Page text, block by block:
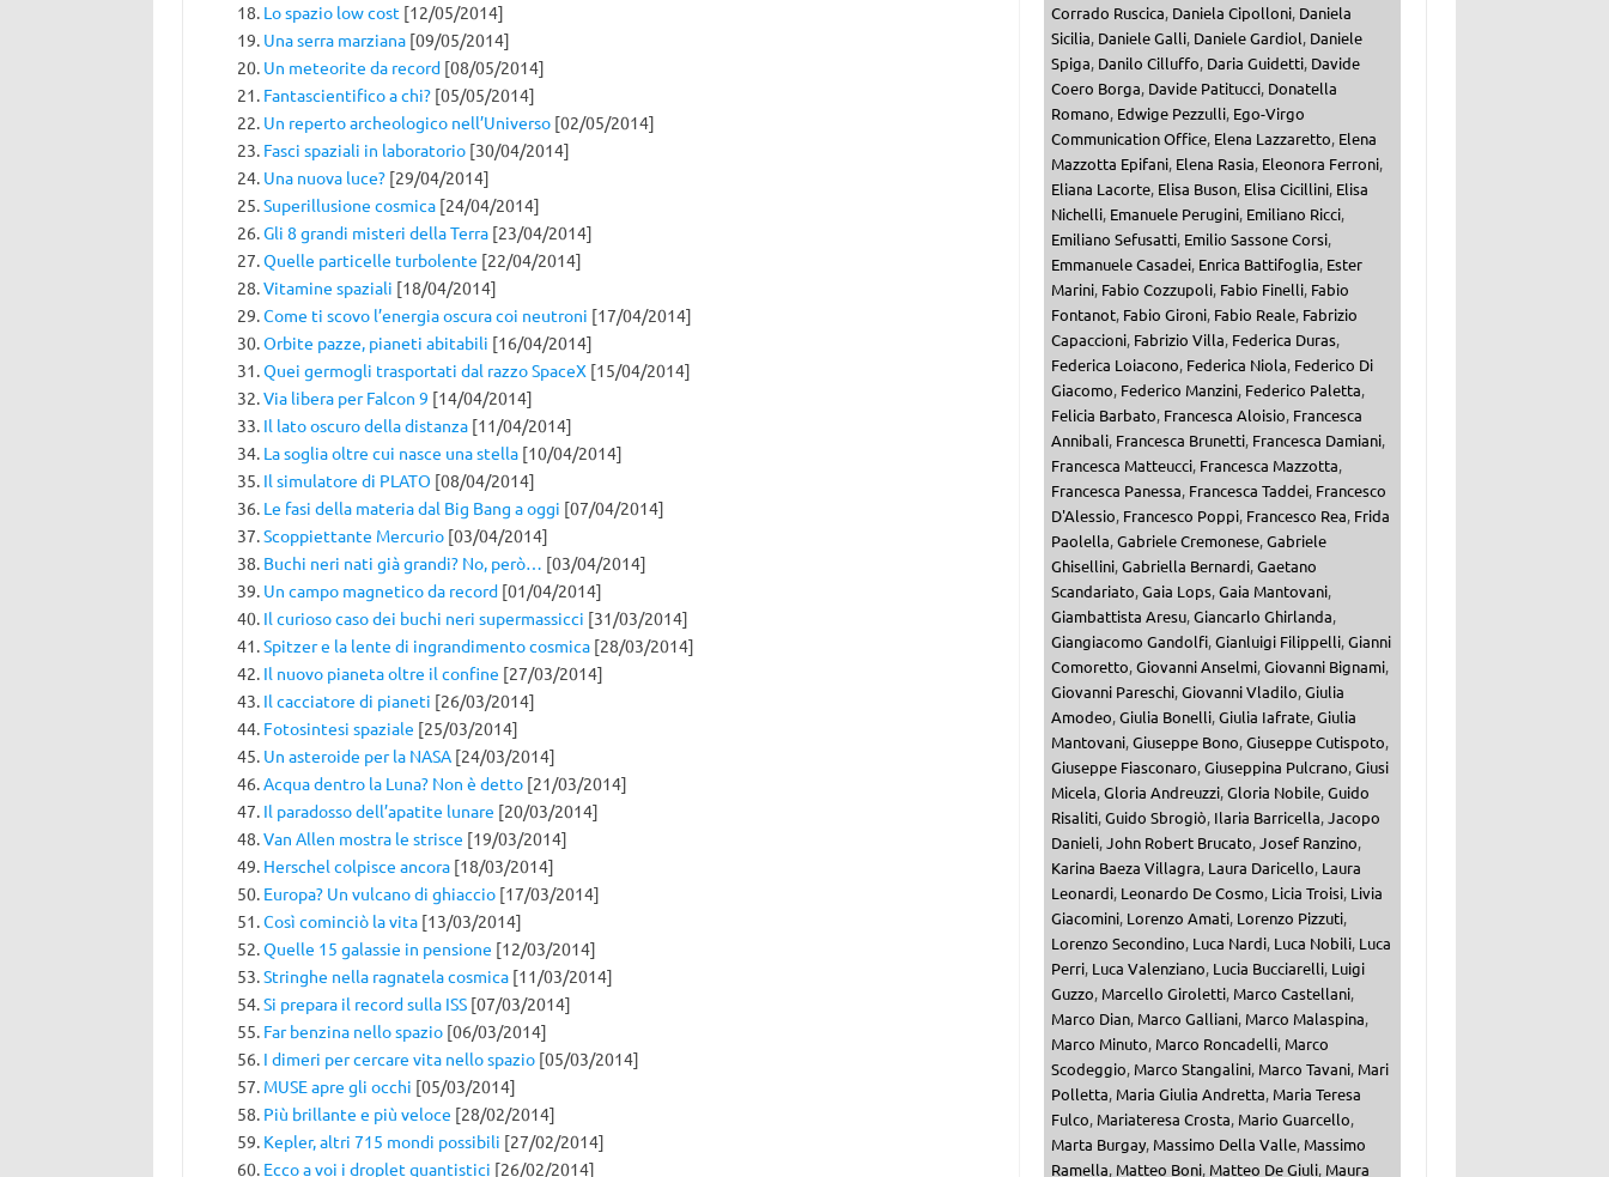
Lo spazio low cost [12/05/2014]
Una serra marziana[09/05/2014]
Un meteorite da record[08/05/2014]
Fantascientifico a chi?[05/05/2014]
Un reperto archeologico nell’Universo[02/05/2014]
Fasci spaziali in laboratorio[30/04/2014]
Una nuova luce?[29/04/2014]
Superillusione cosmica[24/04/2014]
Gli 8 grandi misteri della Terra[23/04/2014]
Quelle particelle turbolente [22/04/2014]
Vitamine spaziali [18/04/2014]
Come ti scovo l’energia oscura coi neutroni [17/04/2014]
Orbite pazze, pianeti abitabili [16/04/2014]
Quei germogli trasportati dal razzo SpaceX [15/04/2014]
Via libera per Falcon 9 [14/04/2014]
Il lato oscuro della distanza[11/04/2014]
La soglia oltre cui nasce una stella[10/04/2014]
Il simulatore di PLATO [08/04/2014]
Le fasi della materia dal Big Bang a oggi [07/04/2014]
Scoppiettante Mercurio[03/04/2014]
Buchi neri nati già grandi? No, però… [03/04/2014]
Un campo magnetico da record[01/04/2014]
Il curioso caso dei buchi neri supermassicci [31/03/2014]
Spitzer e la lente di ingrandimento cosmica[28/03/2014]
Il nuovo pianeta oltre il confine [27/03/2014]
Il cacciatore di pianeti [26/03/2014]
Fotosintesi spaziale [25/03/2014]
Un asteroide per la NASA[24/03/2014]
Acqua dentro la Luna? Non è detto[21/03/2014]
Il paradosso dell’apatite lunare [20/03/2014]
Van Allen mostra le strisce [19/03/2014]
Herschel colpisce ancora[18/03/2014]
Europa? Un vulcano di ghiaccio[17/03/2014]
Così cominciò la vita[13/03/2014]
Quelle 15 galassie in pensione [12/03/2014]
Stringhe nella ragnatela cosmica[11/03/2014]
Si prepara il record sulla ISS[07/03/2014]
Far benzina nello spazio[06/03/2014]
I dimeri per cercare vita nello spazio[05/03/2014]
MUSE apre gli occhi [05/03/2014]
Più brillante e più veloce [28/02/2014]
Kepler, altri 715 mondi possibili [27/02/2014]
Ecco a voi i droplet quantistici [26/02/2014]
Corrado Ruscica, Daniela Cipolloni, Daniela
Sicilia, Daniele Galli, Daniele Gardiol, Daniele
Spiga, Danilo Cilluffo, Daria Guidetti, Davide
Coero Borga, Davide Patitucci, Donatella
Romano, Edwige Pezzulli, Ego-Virgo
Communication Office, Elena Lazzaretto, Elena
Mazzotta Epifani, Elena Rasia, Eleonora Ferroni,
Eliana Lacorte, Elisa Buson, Elisa Cicillini, Elisa
Nichelli, Emanuele Perugini, Emiliano Ricci,
Emiliano Sefusatti, Emilio Sassone Corsi,
Emmanuele Casadei, Enrica Battifoglia, Ester
Marini, Fabio Cozzupoli, Fabio Finelli, Fabio
Fontanot, Fabio Gironi, Fabio Reale, Fabrizio
Capaccioni, Fabrizio Villa, Federica Duras,
Federica Loiacono, Federica Niola, Federico Di
Giacomo, Federico Manzini, Federico Paletta,
Felicia Barbato, Francesca Aloisio, Francesca
Annibali, Francesca Brunetti, Francesca Damiani,
Francesca Matteucci, Francesca Mazzotta,
Francesca Panessa, Francesca Taddei, Francesco
D'Alessio, Francesco Poppi, Francesco Rea, Frida
Paolella,Gabriele Cremonese,Gabriele
Ghisellini,Gabriella Bernardi,Gaetano
Scandariato,Gaia Lops,Gaia Mantovani,
Giambattista Aresu,Giancarlo Ghirlanda,
Giangiacomo Gandolfi,Gianluigi Filippelli,Gianni
Comoretto,Giovanni Anselmi,Giovanni Bignami,
Giovanni Pareschi,Giovanni Vladilo,Giulia
Amodeo,Giulia Bonelli,Giulia Iafrate,Giulia
Mantovani,Giuseppe Bono,Giuseppe Cutispoto,
Giuseppe Fiasconaro,Giuseppina Pulcrano,Giusi
Micela,Gloria Andreuzzi,Gloria Nobile,Guido
Risaliti,Guido Sbrogiò, Ilaria Barricella,Jacopo
Danieli,John Robert Brucato,Josef Ranzino,
Karina Baeza Villagra, Laura Daricello, Laura
Leonardi, Leonardo De Cosmo, Licia Troisi, Livia
Giacomini, Lorenzo Amati, Lorenzo Pizzuti,
Lorenzo Secondino, Luca Nardi, Luca Nobili, Luca
Perri, Luca Valenziano, Lucia Bucciarelli, Luigi
Guzzo, Marcello Giroletti, Marco Castellani,
Marco Dian, Marco Galliani, Marco Malaspina,
Marco Minuto, Marco Roncadelli, Marco
Scodeggio, Marco Stangalini, Marco Tavani, Mari
Polletta, Maria Giulia Andretta, Maria Teresa
Fulco, Mariateresa Crosta, Mario Guarcello,
Marta Burgay, Massimo Della Valle, Massimo
Ramella, Matteo Boni, Matteo De Giuli, Maura